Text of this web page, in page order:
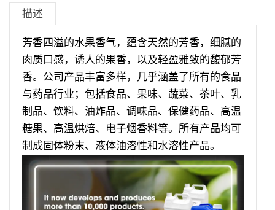
描述
芳香四溢的水果香气，蕴含天然的芳香，细腻的
肉质口感，诱人的果香，以及轻盈雅致的馥郁芳
香。公司产品丰富多样，几乎涵盖了所有的食品
与药品行业；包括食品、果味、蔬菜、茶叶、乳
制品、饮料、油炸品、调味品、保健药品、高温
糖果、高温烘焙、电子烟香料等。所有产品均可
制成固体粉末、液体油溶性和水溶性产品。